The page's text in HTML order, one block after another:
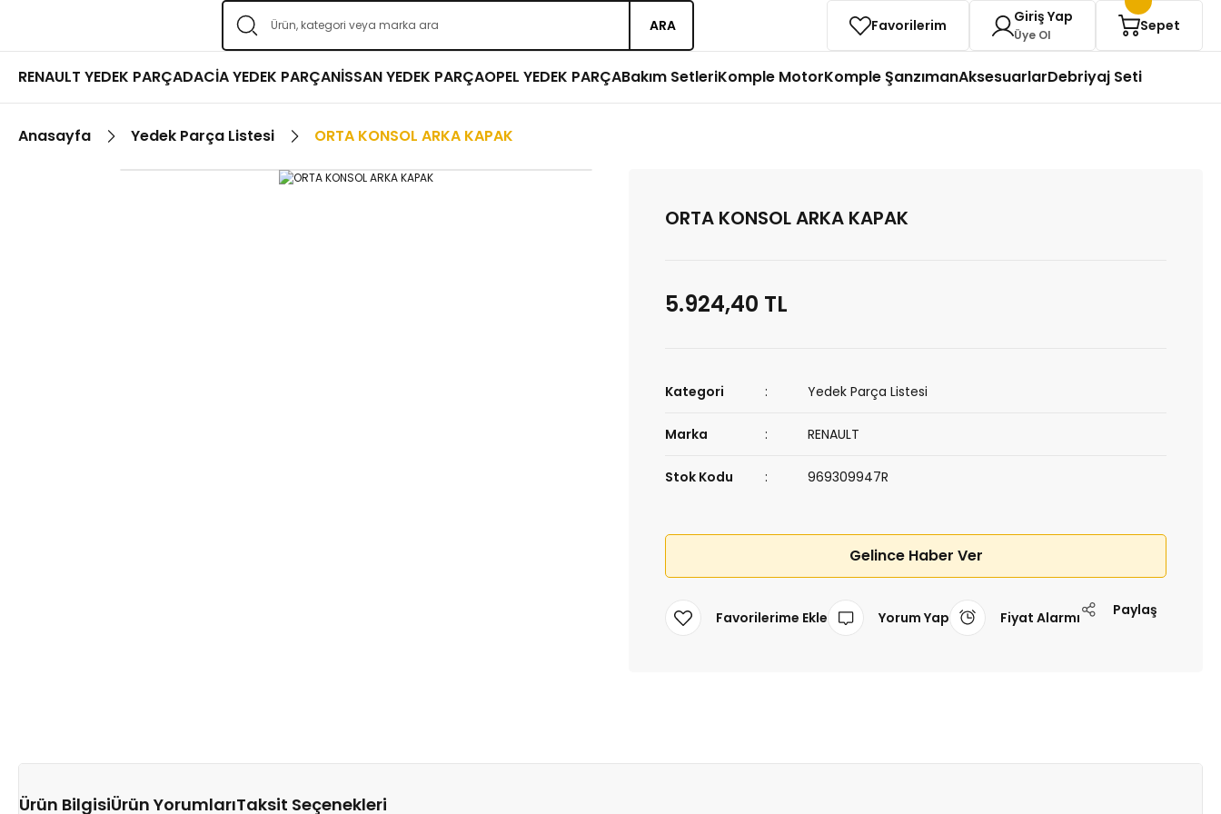
ARA Favorilerim Giriş Yap
Üye Ol
Sepet
RENAULT YEDEK PARÇADACİA YEDEK PARÇANİSSAN YEDEK PARÇAOPEL YEDEK PARÇABakım SetleriKomple MotorKomple ŞanzımanAksesuarlarDebriyaj Seti
Anasayfa Yedek Parça Listesi ORTA KONSOL ARKA KAPAK
ORTA KONSOL ARKA KAPAK
5.924,40 TL
Kategori Yedek Parça Listesi
Marka RENAULT
Stok Kodu 969309947R
Gelince Haber Ver
Yorum Yap Fiyat Alarmı Paylaş
Ürün BilgisiÜrün YorumlarıTaksit Seçenekleri